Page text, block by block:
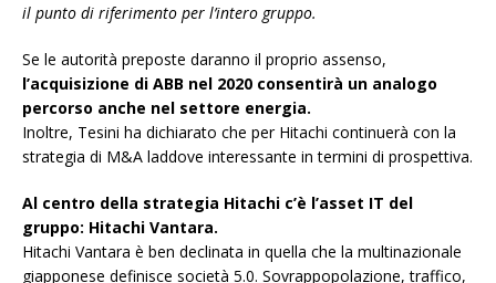
il punto di riferimento per l’intero gruppo.
Se le autorità preposte daranno il proprio assenso,
l’acquisizione di ABB nel 2020 consentirà un analogo
percorso anche nel settore energia.
Inoltre, Tesini ha dichiarato che per Hitachi continuerà con la
strategia di M&A laddove interessante in termini di prospettiva.
Al centro della strategia Hitachi c’è l’asset IT del
gruppo: Hitachi Vantara.
Hitachi Vantara è ben declinata in quella che la multinazionale
giapponese definisce società 5.0. Sovrappopolazione, traffico,